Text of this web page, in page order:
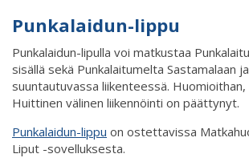
Punkalaidun-lippu
Punkalaidun-lipulla voi matkustaa
sisällä sekä Punkalaitumelta Sastamalaan
suuntautuvassa liikenteessä.
Huittinen välinen liikennöinti on päättynyt.
Punkalaidun-lippu on ostettavissa
Liput -sovelluksesta.